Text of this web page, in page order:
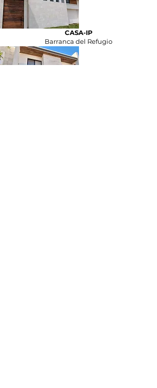
CASA-IP
Barranca del Refugio